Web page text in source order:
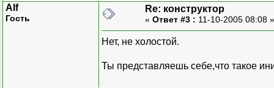
Alf
Гость
Re: конструктор
« Ответ #3 : 11-10-2005 08:08
Нет, не холостой.
Ты представляешь себе,что такое